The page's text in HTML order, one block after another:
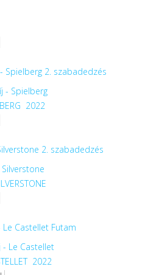
Spielberg 2. szabadedzés
- Spielberg
2022
2. szabadedzés
Le Castellet Futam
- Le Castellet
2022